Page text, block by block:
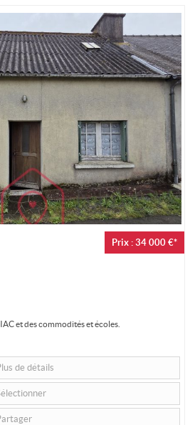
Prix : 34 000 €*
et des commodités et écoles.
de détails